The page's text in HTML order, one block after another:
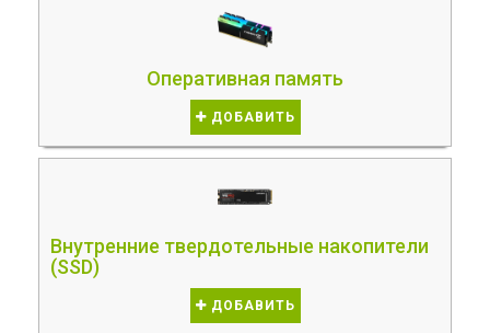
Оперативная память
ДОБАВИТЬ
Внутренние твердотельные накопители
(SSD)
ДОБАВИТЬ